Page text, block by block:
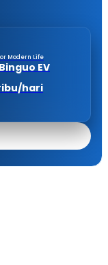
Modern Life
EV
hari